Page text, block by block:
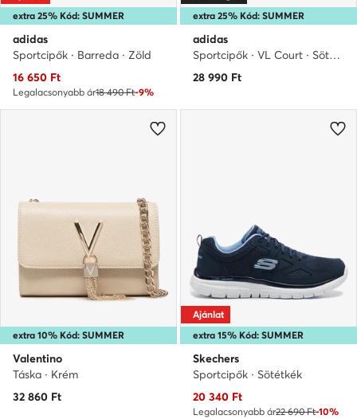
extra 25% Kód: SUMMER
adidas
Sportcipők · Barreda · Zöld
Aktuális ár
16 650 Ft
Legalacsonyabb ár18 490 Ft-9%
extra 25% Kód: SUMMER
adidas
Sportcipők · VL Court · Sötétkék
28 990 Ft
extra 10% Kód: SUMMER
Valentino
Táska · Krém
32 860 Ft
extra 15% Kód: SUMMER
Ajánlat
Skechers
Sportcipők · Sötétkék
Aktuális ár
20 340 Ft
Legalacsonyabb ár22 690 Ft-10%